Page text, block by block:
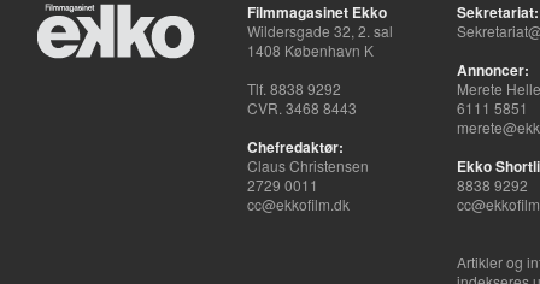
Filmmagasinet Ekko
Wildersgade 32, 2. sal
1408 København K
Tlf. 8838 9292
CVR. 3468 8443
Chefredaktør:
Claus Christensen
2729 0011
cc@ekkofilm.dk
Sekretariat:
Annoncer:
Merete
6111 5851
Ekko
8838 9292
Artikler og